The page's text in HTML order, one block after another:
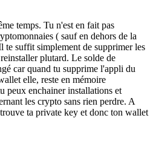
temps. Tu n'est en fait pas
( sauf en dehors de la
te suffit simplement de supprimer les
plutard. Le solde de
car quand tu supprime l'appli du
elle, reste en mémoire
peux enchainer installations et
les crypto sans rien perdre. A
ta private key et donc ton wallet